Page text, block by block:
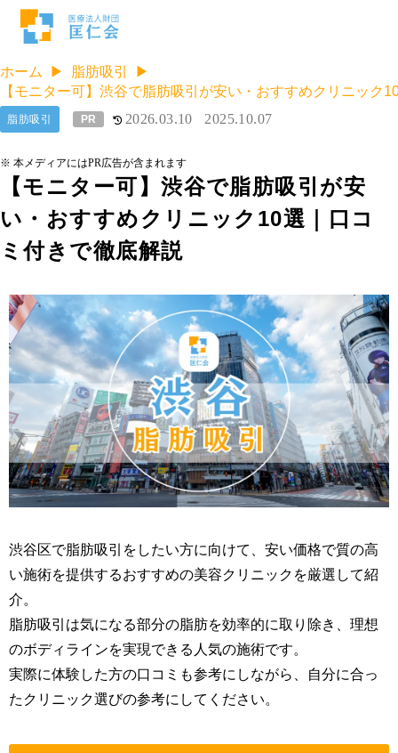
ホーム
脂肪吸引
【モニター可】渋谷で脂肪吸引が安い・おすすめクリニック
【モニター可】渋谷で脂肪吸引が安
い・おすすめクリニック10選｜口コ
ミ付きで徹底解説
2026.03.10 2025.10.07
脂肪吸引 PR
※ 本メディアにはPR広告が含まれます
渋谷区で脂肪吸引をしたい方に向けて、安い価格で質の高
い施術を提供するおすすめの美容クリニックを厳選して紹
介。
脂肪吸引は気になる部分の脂肪を効率的に取り除き、理想
のボディラインを実現できる人気の施術です。
実際に体験した方の口コミも参考にしながら、自分に合っ
たクリニック選びの参考にしてください。